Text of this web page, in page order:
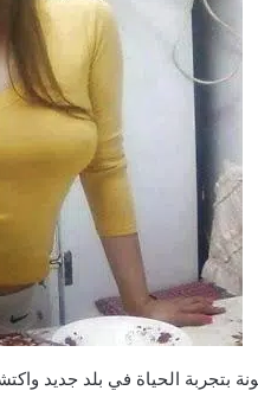
بتجربة الحياة في بلد جديد